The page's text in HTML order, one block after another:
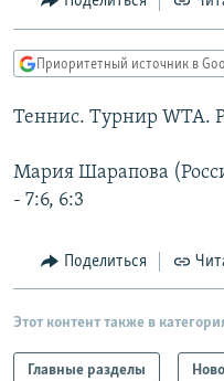
главной
навигации
Вернутся
поиску
IDEL.РЕАЛИИ
КАВКАЗ.РЕАЛИИ
СЕВЕР.РЕАЛИИ
СИБИРЬ.РЕАЛИИ
Приоритетный источник в
Теннис. Турнир WTA.
Мария Шарапова
- 7:6, 6:3
Поделиться
Этот контент также в
Главные разделы